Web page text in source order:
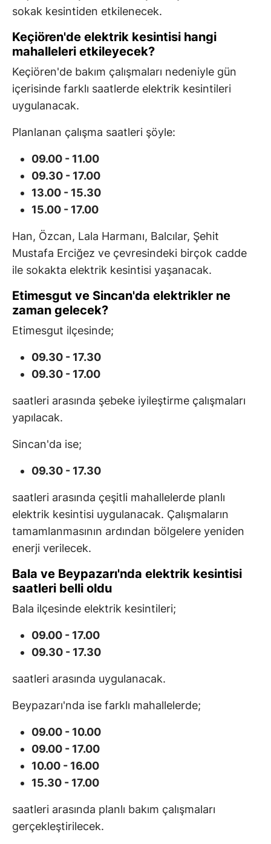
sokak kesintiden etkilenecek.
Keçiören'de elektrik kesintisi hangi
mahalleleri etkileyecek?
Keçiören'de bakım çalışmaları nedeniyle gün
içerisinde farklı saatlerde elektrik kesintileri
uygulanacak.
Planlanan çalışma saatleri şöyle:
09.00 - 11.00
09.30 - 17.00
13.00 - 15.30
15.00 - 17.00
Han, Özcan, Lala Harmanı, Balcılar, Şehit
Mustafa Erciğez ve çevresindeki birçok cadde
ile sokakta elektrik kesintisi yaşanacak.
Etimesgut ve Sincan'da elektrikler ne
zaman gelecek?
Etimesgut ilçesinde;
09.30 - 17.30
09.30 - 17.00
saatleri arasında şebeke iyileştirme çalışmaları
yapılacak.
Sincan'da ise;
09.30 - 17.30
saatleri arasında çeşitli mahallelerde planlı
elektrik kesintisi uygulanacak. Çalışmaların
tamamlanmasının ardından bölgelere yeniden
enerji verilecek.
Bala ve Beypazarı'nda elektrik kesintisi
saatleri belli oldu
Bala ilçesinde elektrik kesintileri;
09.00 - 17.00
09.30 - 17.30
saatleri arasında uygulanacak.
Beypazarı'nda ise farklı mahallelerde;
09.00 - 10.00
09.00 - 17.00
10.00 - 16.00
15.30 - 17.00
saatleri arasında planlı bakım çalışmaları
gerçekleştirilecek.